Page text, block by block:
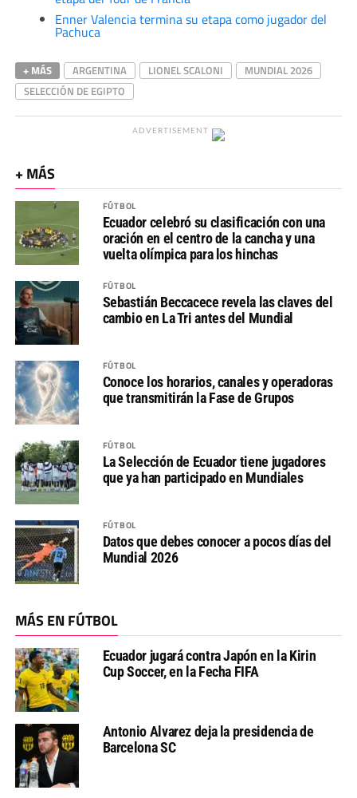
Enner Valencia termina su etapa como jugador del
Pachuca
+ MÁS ARGENTINA LIONEL SCALONI
MUNDIAL 2026
SELECCIÓN DE EGIPTO
ADVERTISEMENT
+ MÁS
FÚTBOL
Ecuador celebró su clasificación con una
oración en el centro de la cancha y una
vuelta olímpica para los hinchas
FÚTBOL
Sebastián Beccacece revela las claves del
cambio en La Tri antes del Mundial
FÚTBOL
Conoce los horarios, canales y operadoras
que transmitirán la Fase de Grupos
FÚTBOL
La Selección de Ecuador tiene jugadores
que ya han participado en Mundiales
FÚTBOL
Datos que debes conocer a pocos días del
Mundial 2026
MÁS EN FÚTBOL
Ecuador jugará contra Japón en la Kirin
Cup Soccer, en la Fecha FIFA
Antonio Alvarez deja la presidencia de
Barcelona SC